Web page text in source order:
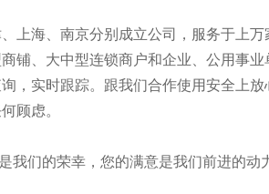
海、南京分别成立公司，服务于上万
铺、大中型连锁商户和企业、公用事
，实时跟踪。跟我们合作使用安全上
顾虑。
们的荣幸，您的满意是我们前进的动